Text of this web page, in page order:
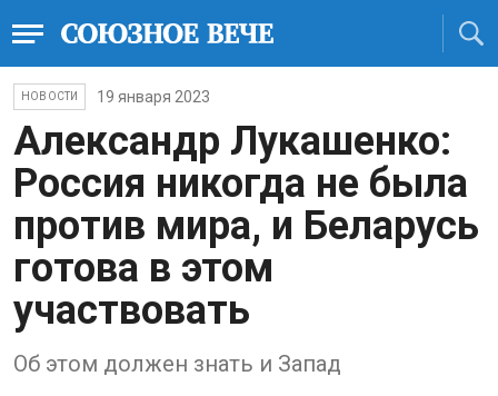
НОВОСТИ 19 января 2023
Александр Лукашенко:
Россия никогда не была
против мира, и Беларусь
готова в этом
участвовать
Об этом должен знать и Запад